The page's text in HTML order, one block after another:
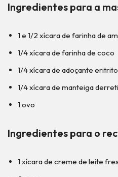
Ingredientes para a
1 e 1/2 xícara de farinha de
1/4 xícara de farinha de coco
1/4 xícara de adoçante
1/4 xícara de manteiga
1 ovo
Ingredientes para o
1 xícara de creme de leite